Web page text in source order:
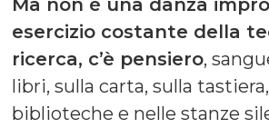
Ma non è una danza
esercizio costante della
ricerca, c’è pensiero,
libri, sulla carta, sulla
biblioteche e nelle stanze